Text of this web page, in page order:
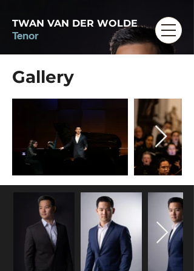
TWAN VAN DER WOLDE
Tenor
Gallery